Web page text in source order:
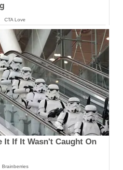
CTA Love
It If It Wasn't Caught On
Brainberries